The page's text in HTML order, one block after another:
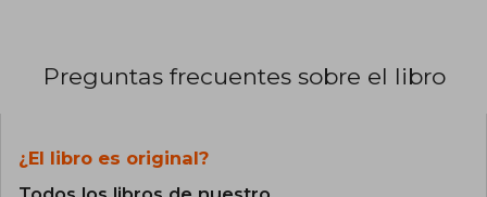
Preguntas frecuentes sobre el libro
¿El libro es original?